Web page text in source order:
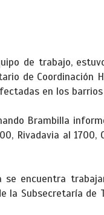
de trabajo,
de Coordinación
en los barrios
Brambilla
Rivadavia al
encuentra
la Subsecretaría